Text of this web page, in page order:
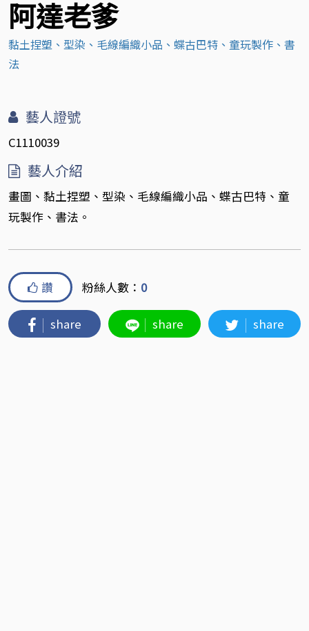
阿達老爹
黏土捏塑、型染、毛線編織小品、蝶古巴特、童玩製作、書
法
藝人證號
C1110039
藝人介紹
畫圖、黏土捏塑、型染、毛線編織小品、蝶古巴特、童
玩製作、書法。
讚 粉絲人數： 0
share share share